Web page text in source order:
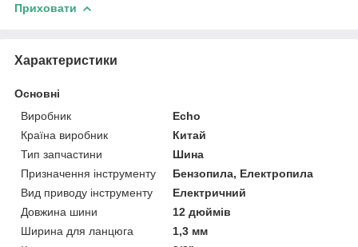
Приховати
Характеристики
Основні
Виробник
Echo
Країна виробник
Китай
Тип запчастини
Шина
Призначення інструменту
Бензопила, Електропила
Вид приводу інструменту
Електричний
Довжина шини
12 дюймів
Ширина для ланцюга
1,3 мм